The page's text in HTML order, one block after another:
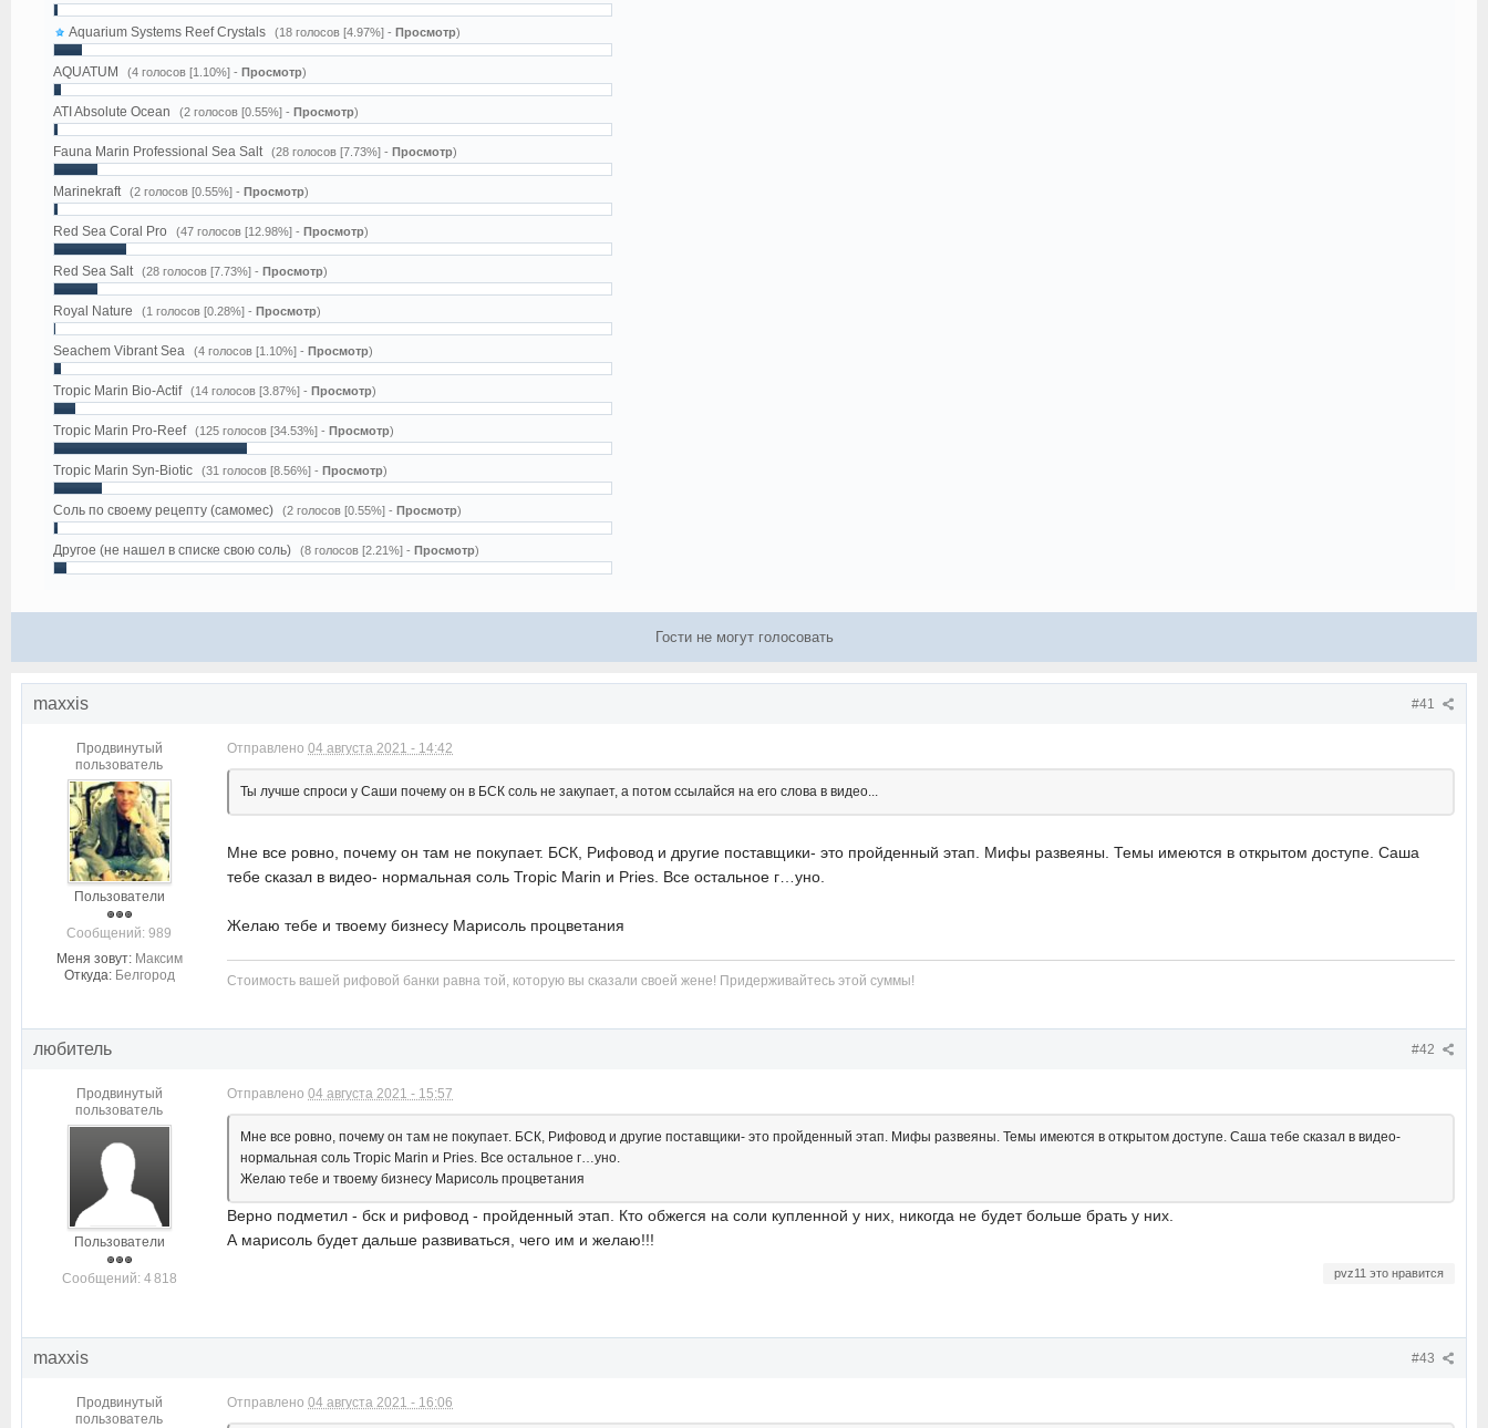
Aquarium Systems Reef Crystals (18 голосов [4.97%] - Просмотр)
AQUATUM (4 голосов [1.10%] - Просмотр)
ATI Absolute Ocean (2 голосов [0.55%] - Просмотр)
Fauna Marin Professional Sea Salt (28 голосов [7.73%] - Просмотр)
Marinekraft (2 голосов [0.55%] - Просмотр)
Red Sea Coral Pro (47 голосов [12.98%] - Просмотр)
Red Sea Salt (28 голосов [7.73%] - Просмотр)
Royal Nature (1 голосов [0.28%] - Просмотр)
Seachem Vibrant Sea (4 голосов [1.10%] - Просмотр)
Tropic Marin Bio-Actif (14 голосов [3.87%] - Просмотр)
Tropic Marin Pro-Reef (125 голосов [34.53%] - Просмотр)
Tropic Marin Syn-Biotic (31 голосов [8.56%] - Просмотр)
Соль по своему рецепту (самомес) (2 голосов [0.55%] - Просмотр)
Другое (не нашел в списке свою соль) (8 голосов [2.21%] - Просмотр)
Гости не могут голосовать
#41
maxxis
Продвинутый
пользователь
Пользователи
Cообщений: 989
Меня зовут: Максим
Откуда: Белгород
Отправлено 04 августа 2021 - 14:42
Ты лучше спроси у Саши почему он в БСК соль не закупает, а потом ссылайся на его слова в видео...
Мне все ровно, почему он там не покупает. БСК, Рифовод и другие поставщики- это пройденный этап. Мифы развеяны. Темы имеются в открытом доступе. Саша
тебе сказал в видео- нормальная соль Tropic Marin и Pries. Все остальное г…уно.
Желаю тебе и твоему бизнесу Марисоль процветания
Стоимость вашей рифовой банки равна той, которую вы сказали своей жене! Придерживайтесь этой суммы!
#42
любитель
Продвинутый
пользователь
Пользователи
Cообщений: 4 818
Отправлено 04 августа 2021 - 15:57
Мне все ровно, почему он там не покупает. БСК, Рифовод и другие поставщики- это пройденный этап. Мифы развеяны. Темы имеются в открытом доступе. Саша тебе сказал в видео-
нормальная соль Tropic Marin и Pries. Все остальное г…уно.
Желаю тебе и твоему бизнесу Марисоль процветания
Верно подметил - бск и рифовод - пройденный этап. Кто обжегся на соли купленной у них, никогда не будет больше брать у них.
А марисоль будет дальше развиваться, чего им и желаю!!!
pvz11 это нравится
#43
maxxis
Продвинутый
пользователь
Отправлено 04 августа 2021 - 16:06